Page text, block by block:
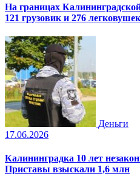
На границах
121 грузовик и 276 легковушек
Деньги
17.06.2026
Калининградка 10 лет
Приставы взыскали 1,6 млн